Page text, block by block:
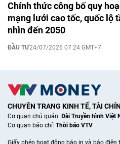
Chính thức công bố quy
mạng lưới cao tốc, quốc lộ
nhìn đến 2050
ĐẦU TƯ24/07/2026 07:24 GMT+7
CHUYÊN TRANG KINH TẾ, TÀI
Cơ quan chủ quản:Đài Truyền hình Việt
Cơ quan báo chí: Thời báo VTV
Giấy phép hoạt động báo in và báo điện